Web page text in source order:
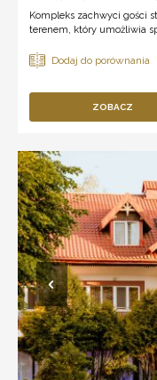
Kompleks zachwyci gości
terenem, który umożliwia
ZOBACZ